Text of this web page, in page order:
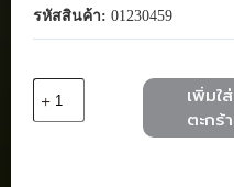
รหัสสินค้า: 01230459
Vertiv
เพิ่มใส่
ตะกร้า